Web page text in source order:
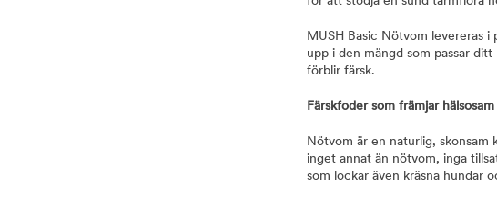
MUSH Basic Nötvom levereras
upp i den mängd som passar
förblir färsk.
Färskfoder som främjar
Nötvom är en naturlig, skonsam
inget annat än nötvom, inga
som lockar även kräsna hundar